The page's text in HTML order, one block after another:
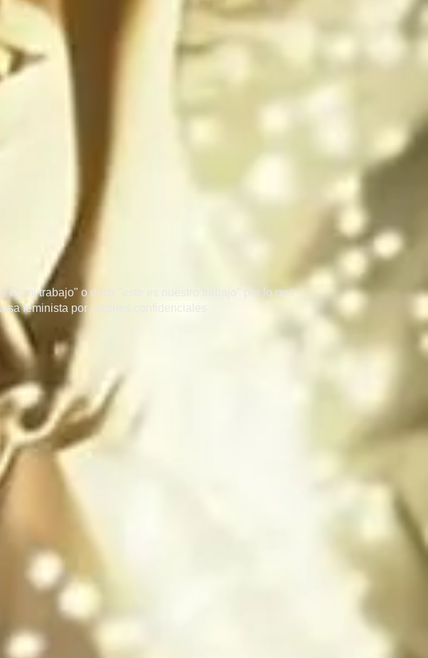
es mi trabajo" o decir "este es nuestro trabajo" por lo que
feminista por razones confidenciales